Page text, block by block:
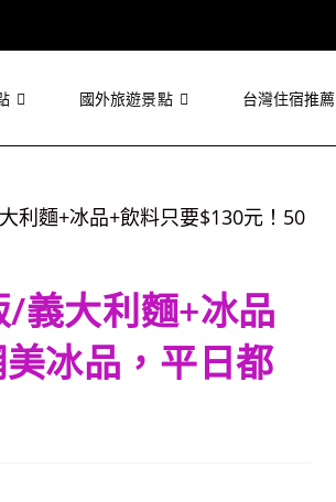
國外旅遊景點 台灣住宿推薦
/義大利麵+冰品
冰品，平日都